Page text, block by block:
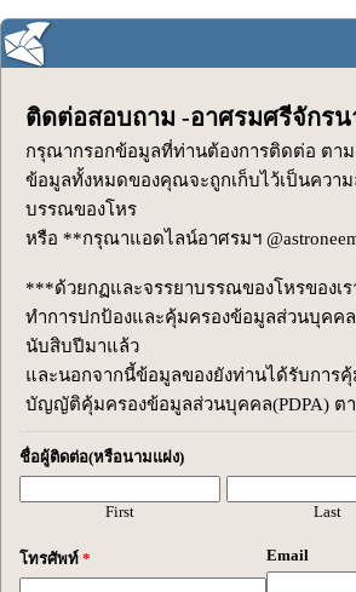
ติดต่อสอบถาม -อาศรมศรีจักรน
กรุณากรอกข้อมูลที่ท่านต้องการติดต่อ ตา
ข้อมูลทั้งหมดของคุณจะถูกเก็บไว้เป็นควา
บรรณของโหร
หรือ **กรุณาแอดไลน์อาศรมฯ
***ด้วยกฏและจรรยาบรรณของโหรของเร
ทำการปกป้องและคุ้มครองข้อมูลส่วนบุคค
นับสิบปีมาแล้ว
และนอกจากนี้ข้อมูลของยังท่านได้รับการ
บัญญัติคุ้มครองข้อมูลส่วนบุคคล(PDPA) ต
ชื่อผู้ติดต่อ(หรือนามแฝง)
First Last
โทรศัพท์ * Email